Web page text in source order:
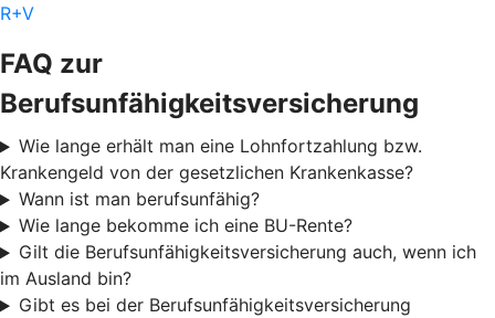
R+V
FAQ zur
Berufsunfähigkeitsversicherung
Wie lange erhält man eine Lohnfortzahlung bzw.
Krankengeld von der gesetzlichen Krankenkasse?
Wann ist man berufsunfähig?
Wie lange bekomme ich eine BU-Rente?
Gilt die Berufsunfähigkeitsversicherung auch, wenn ich
im Ausland bin?
Gibt es bei der Berufsunfähigkeitsversicherung